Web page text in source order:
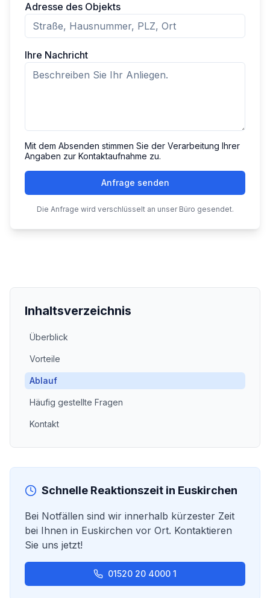
Inhaltsverzeichnis
Überblick
Vorteile
Ablauf
Häufig gestellte Fragen
Kontakt
Schnelle Reaktionszeit in Euskirchen
Bei Notfällen sind wir innerhalb kürzester Zeit
bei Ihnen in Euskirchen vor Ort. Kontaktieren
Sie uns jetzt!
01520 20 4000 1
Adresse des Objekts
Ihre Nachricht
Mit dem Absenden stimmen Sie der Verarbeitung Ihrer
Angaben zur Kontaktaufnahme zu.
Anfrage senden
Die Anfrage wird verschlüsselt an unser Büro gesendet.